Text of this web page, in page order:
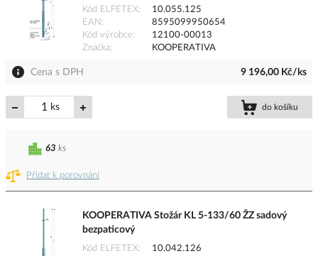
Kód ELFETEX
10.055.125
EAN
8595099950654
Kód výrobce
12100-00013
Značka
KOOPERATIVA
Cena s DPH 9 196,00 Kč/ks
ks do košíku
Přidat k porovnání
63 ks
KOOPERATIVA Stožár KL 5-133/60 ŽZ sadový
bezpaticový
Kód ELFETEX
10.042.126